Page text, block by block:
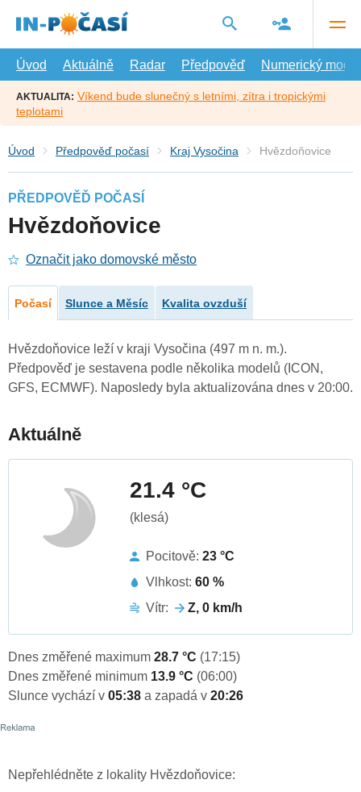
hlavní
Úvod
Aktuálně Radar Předpověď Numerický model
AKTUALITA: Víkend bude slunečný s letními, zítra i tropickými
teplotami
Úvod Předpověď počasí Kraj Vysočina Hvězdoňovice
PŘEDPOVĚĎ POČASÍ
Hvězdoňovice
Označit jako domovské město
Počasí Slunce a Měsíc Kvalita ovzduší
Hvězdoňovice leží v kraji Vysočina (497 m n. m.).
Předpověď je sestavena podle několika modelů (ICON,
GFS, ECMWF). Naposledy byla aktualizována dnes v 20:00.
Aktuálně
21.4 °C
(klesá)
Pocitově: 23 °C
Vlhkost: 60 %
Vítr:
Z, 0 km/h
Dnes změřené maximum 28.7 °C (17:15)
Dnes změřené minimum 13.9 °C (06:00)
Slunce vychází v 05:38 a zapadá v 20:26
Nepřehlédněte z lokality Hvězdoňovice: